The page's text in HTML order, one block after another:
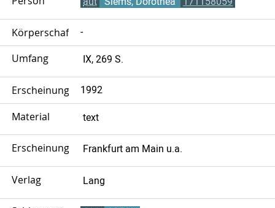
Körperschaft -
Umfang IX, 269 S.
Erscheinungsjahr1992
Material text
ErscheinungsortFrankfurt am Main u.a.
Verlag Lang